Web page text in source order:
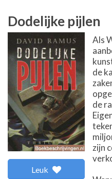
Dodelijke pijlen
Leuk
Als
de
de
zijn